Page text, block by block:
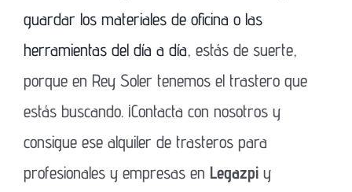
guardar los materiales de oficina o las
herramientas del día a día, estás de suerte,
porque en Rey Soler tenemos el trastero que
estás buscando. ¡Contacta con nosotros y
consigue ese alquiler de trasteros para
profesionales y empresas en Legazpi y